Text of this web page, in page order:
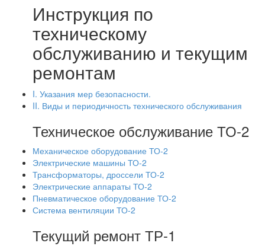
Инструкция по
техническому
обслуживанию и текущим
ремонтам
I. Указания мер безопасности.
II. Виды и периодичность технического обслуживания
Техническое обслуживание ТО-2
Механическое оборудование ТО-2
Электрические машины ТО-2
Трансформаторы, дроссели ТО-2
Электрические аппараты ТО-2
Пневматическое оборудование ТО-2
Система вентиляции ТО-2
Текущий ремонт ТР-1